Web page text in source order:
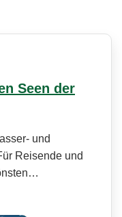
Seen der
und
Reisende und